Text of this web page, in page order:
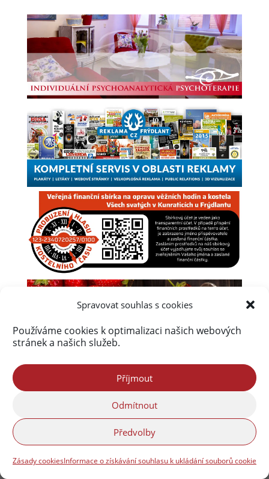
Spravovat souhlas s cookies
Používáme cookies k optimalizaci našich webových
stránek a našich služeb.
Příjmout
Odmítnout
Předvolby
Zásady cookiesInformace o získávání souhlasu k ukládání souborů cookie
Kontakty & Redakce
Zásady cookies (EU)